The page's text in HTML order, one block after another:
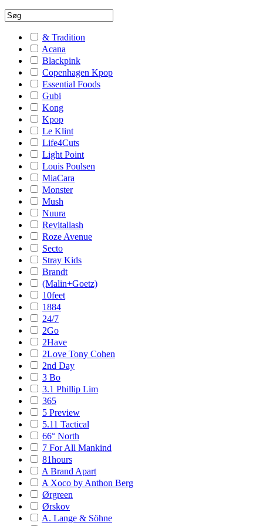
& Tradition
Acana
Blackpink
Copenhagen Kpop
Essential Foods
Gubi
Kong
Kpop
Le Klint
Life4Cuts
Light Point
Louis Poulsen
MiaCara
Monster
Mush
Nuura
Revitallash
Roze Avenue
Secto
Stray Kids
Brandt
(Malin+Goetz)
10feet
1884
24/7
2Go
2Have
2Love Tony Cohen
2nd Day
3 Bo
3.1 Phillip Lim
365
5 Preview
5.11 Tactical
66° North
7 For All Mankind
81hours
A Brand Apart
A Xoco by Anthon Berg
Ørgreen
Ørskov
A. Lange & Söhne